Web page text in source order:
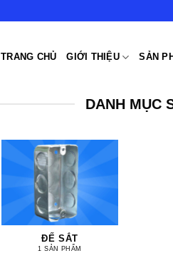
TRANG CHỦ GIỚI THIỆU SẢN
DANH MỤC
ĐẾ SẮT
1 SẢN PHẨM